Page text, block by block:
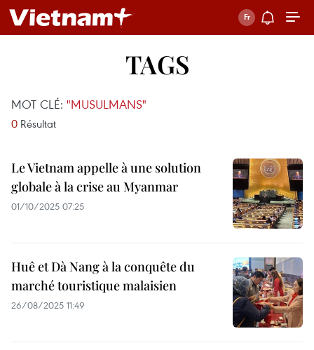
TAGS
MOT CLÉ: "MUSULMANS"
0 Résultat
Le Vietnam appelle à une solution
globale à la crise au Myanmar
01/10/2025 07:25
Huê et Dà Nang à la conquête du
marché touristique malaisien
26/08/2025 11:49